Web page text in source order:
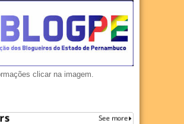
clicar na imagem.